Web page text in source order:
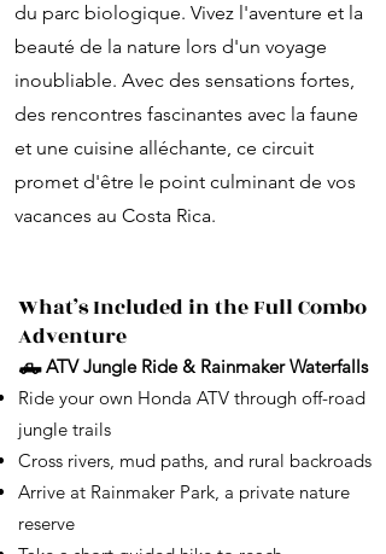
du parc biologique. Vivez l'aventure et la
beauté de la nature lors d'un voyage
inoubliable. Avec des sensations fortes,
des rencontres fascinantes avec la faune
et une cuisine alléchante, ce circuit
promet d'être le point culminant de vos
vacances au Costa Rica.
What’s Included in the Full Combo
Adventure
🛻 ATV Jungle Ride & Rainmaker Waterfalls
Ride your own Honda ATV through off-road
jungle trails
Cross rivers, mud paths, and rural backroads
Arrive at Rainmaker Park, a private nature
reserve